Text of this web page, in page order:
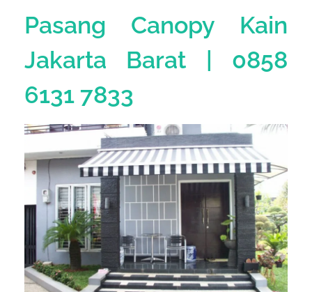
Pasang Canopy Kain
Jakarta Barat | 0858
6131 7833